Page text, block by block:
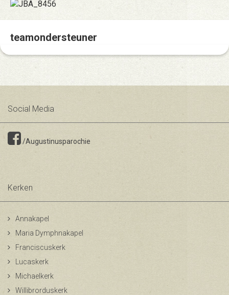
teamondersteuner
Social Media
/Augustinusparochie
Kerken
Annakapel
Maria Dymphnakapel
Franciscuskerk
Lucaskerk
Michaelkerk
Willibrorduskerk